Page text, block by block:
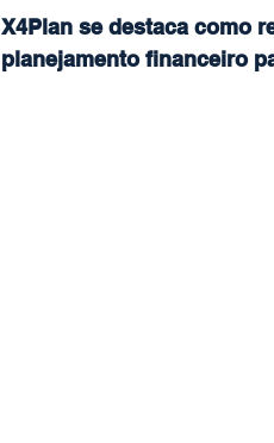
X4Plan se destaca como
planejamento financeiro